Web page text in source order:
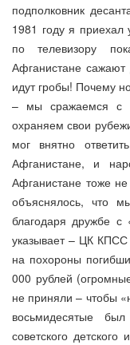
подполковник
1981 году я приехал
по телевизору
Афганистане
идут гробы! Почему
– мы сражаемся с
охраняем свои
мог внятно
Афганистане, и
Афганистане тоже
объяснялось, что
благодаря дружбе
указывает – ЦК
на похороны
000 рублей
не приняли – чтобы
восьмидесятые
советского